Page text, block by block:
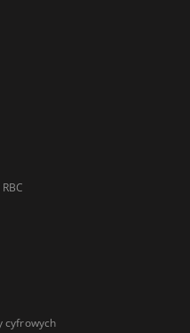
cyfrowych